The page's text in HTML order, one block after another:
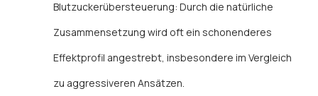
Blutzuckerübersteuerung: Durch die natürliche
Zusammensetzung wird oft ein schonenderes
Effektprofil angestrebt, insbesondere im Vergleich
zu aggressiveren Ansätzen.